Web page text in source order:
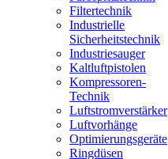
Filtertechnik
Industrielle
Sicherheitstechnik
Industriesauger
Kaltluftpistolen
Kompressoren-
Technik
Luftstromverstärker
Luftvorhänge
Optimierungsgeräte
Ringdüsen